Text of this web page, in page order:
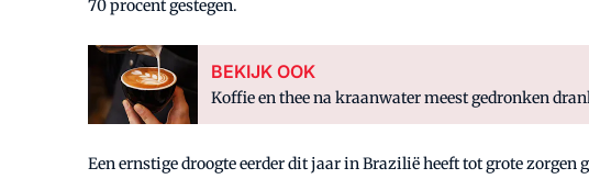
70 procent gestegen.
BEKIJK OOK
Koffie en thee na kraanwater meest gedronken
Een ernstige droogte eerder dit jaar in Brazilië heeft tot grote